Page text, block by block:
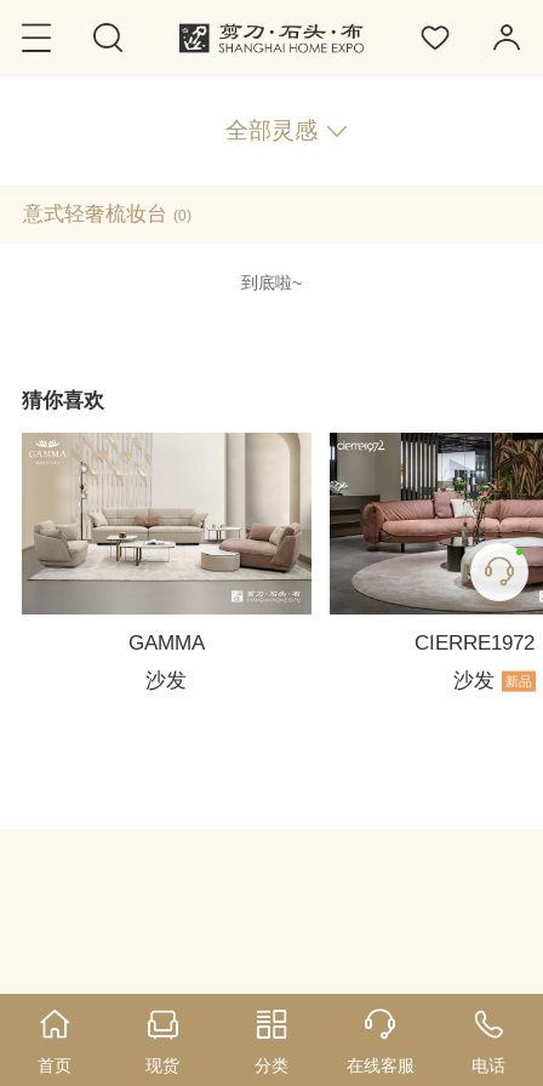
全部灵感
意式轻奢梳妆台(0)
到底啦~
猜你喜欢
GAMMA
沙发
CIERRE1972
沙发
新品
首页 现货 分类 在线客服 电话